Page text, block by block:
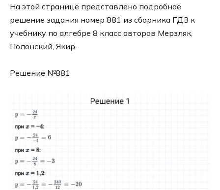
На этой странице представлено подробное
решение задания номер 881 из сборника ГДЗ к
учебнику по алгебре 8 класс авторов Мерзляк,
Полонский, Якир.
Решение №881